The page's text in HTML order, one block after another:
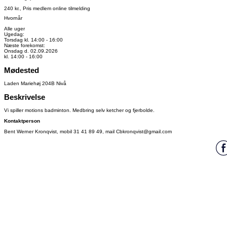
240 kr., Pris medlem online tilmelding
Hvornår
Alle uger
Ugedag:
Torsdag kl. 14:00 - 16:00
Næste forekomst:
Onsdag d. 02.09.2026
kl. 14:00 - 16:00
Mødested
Laden Mariehøj 204B Nivå
Beskrivelse
Vi spiller motions badminton. Medbring selv ketcher og fjerbolde.
Kontaktperson
Bent Werner Kronqvist, mobil 31 41 89 49, mail Cbkronqvist@gmail.com